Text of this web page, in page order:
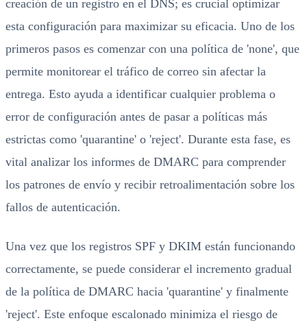
creación de un registro en el DNS; es crucial optimizar
esta configuración para maximizar su eficacia. Uno de los
primeros pasos es comenzar con una política de 'none', que
permite monitorear el tráfico de correo sin afectar la
entrega. Esto ayuda a identificar cualquier problema o
error de configuración antes de pasar a políticas más
estrictas como 'quarantine' o 'reject'. Durante esta fase, es
vital analizar los informes de DMARC para comprender
los patrones de envío y recibir retroalimentación sobre los
fallos de autenticación.
Una vez que los registros SPF y DKIM están funcionando
correctamente, se puede considerar el incremento gradual
de la política de DMARC hacia 'quarantine' y finalmente
'reject'. Este enfoque escalonado minimiza el riesgo de